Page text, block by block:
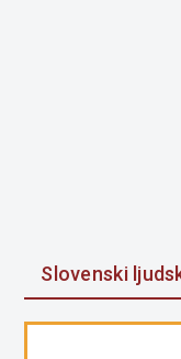
Slovenski